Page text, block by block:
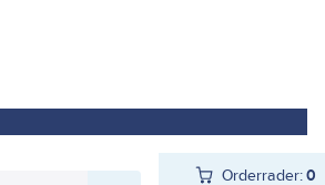
Orderrader:0